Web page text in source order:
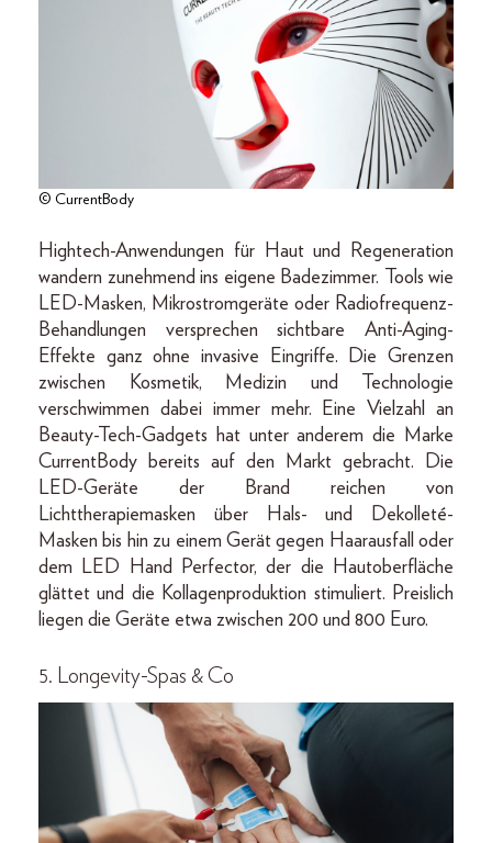
© CurrentBody
Hightech-Anwendungen für Haut und Regeneration
wandern zunehmend ins eigene Badezimmer. Tools wie
LED-Masken, Mikrostromgeräte oder Radiofrequenz-
Behandlungen versprechen sichtbare Anti-Aging-
Effekte ganz ohne invasive Eingriffe. Die Grenzen
zwischen Kosmetik, Medizin und Technologie
verschwimmen dabei immer mehr. Eine Vielzahl an
Beauty-Tech-Gadgets hat unter anderem die Marke
CurrentBody bereits auf den Markt gebracht. Die
LED-Geräte der Brand reichen von
Lichttherapiemasken über Hals- und Dekolleté-
Masken bis hin zu einem Gerät gegen Haarausfall oder
dem LED Hand Perfector, der die Hautoberfläche
glättet und die Kollagenproduktion stimuliert. Preislich
liegen die Geräte etwa zwischen 200 und 800 Euro.
5. Longevity-Spas & Co